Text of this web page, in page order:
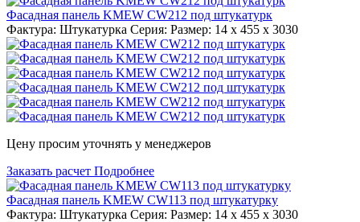
Фасадная панель KMEW CW212 под штукатурк
Фактура: Штукатурка Серия: Размер: 14 x 455 x 3030
Цену просим уточнять у менеджеров
Заказать расчет Подробнее
Фасадная панель KMEW CW113 под штукатурку
Фактура: Штукатурка Серия: Размер: 14 x 455 x 3030